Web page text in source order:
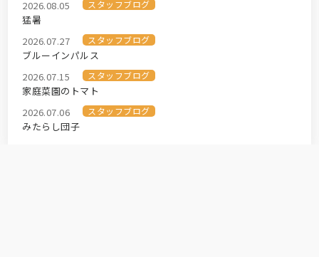
2026.08.05 スタッフブログ
猛暑
2026.07.27
スタッフブログ
ブルーインパルス
2026.07.15
スタッフブログ
家庭菜園のトマト
2026.07.06
スタッフブログ
みたらし団子